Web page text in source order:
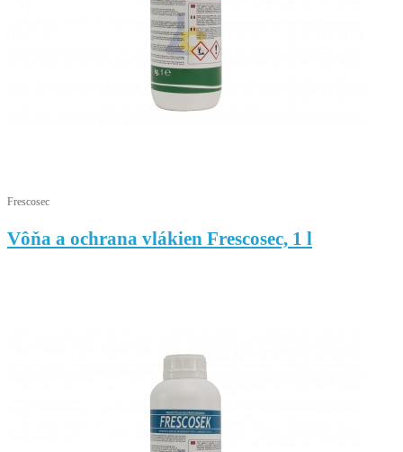
Frescosec
Vôňa a ochrana vlákien Frescosec, 1 l